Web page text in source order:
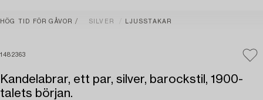
HÖG TID FÖR GÅVOR SILVER LJUSSTAKAR
1482363
Kandelabrar, ett par, silver, barockstil, 1900-
talets början.